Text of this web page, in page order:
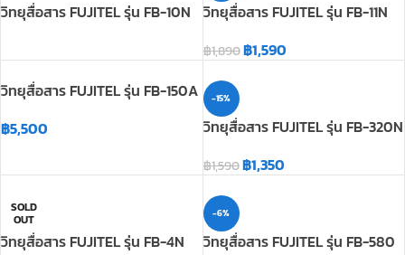
วิทยุสื่อสาร FUJITEL รุ่น FB-10N วิทยุสื่อสาร FUJITEL รุ่น FB-11N
฿1,890฿1,590
วิทยุสื่อสาร FUJITEL รุ่น FB-150A
฿5,500
-15%
วิทยุสื่อสาร FUJITEL รุ่น FB-320N
฿1,590฿1,350
SOLD
OUT
วิทยุสื่อสาร FUJITEL รุ่น FB-4N
-6%
วิทยุสื่อสาร FUJITEL รุ่น FB-580